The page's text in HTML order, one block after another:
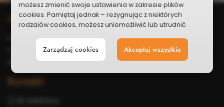
Dodatkowe
informacje
Adres
Urząd Miasta Krosna
ul. Lwowska 28a
38-400 Krosno
Kontakt
możesz zmienić swoje ustawienia w zakresie plików
cookies. Pamiętaj jednak – rezygnując z niektórych
rodzajów cookies, możesz uniemożliwić lub utrudnić
Możesz cofnąć lub zmienić zgody w dowolnym
momencie. Wystarczy, że wybierzesz „Ustawienia plików
Zarządzaj cookies Akceptuj wszystkie